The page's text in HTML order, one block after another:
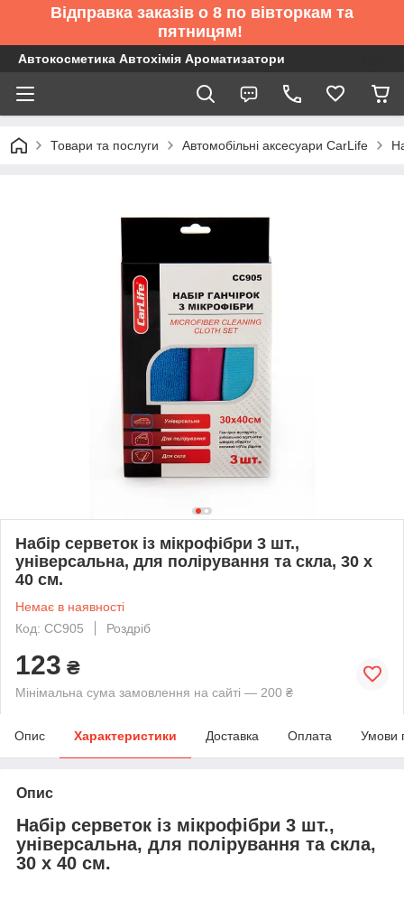
Відправка заказів о 8 по вівторкам та
пятницям!
Автокосметика Автохімія Ароматизатори
Товари та послуги Автомобільні аксесуари CarLife
Набір серветок із мікрофібри 3 шт.,
універсальна, для полірування та скла, 30 х
40 см.
Немає в наявності
Код: CC905
Роздріб
123 ₴
Мінімальна сума замовлення на сайті — 200 ₴
Опис Характеристики Доставка Оплата Умови
Опис
Набір серветок із мікрофібри 3 шт.,
універсальна, для полірування та скла,
30 х 40 см.